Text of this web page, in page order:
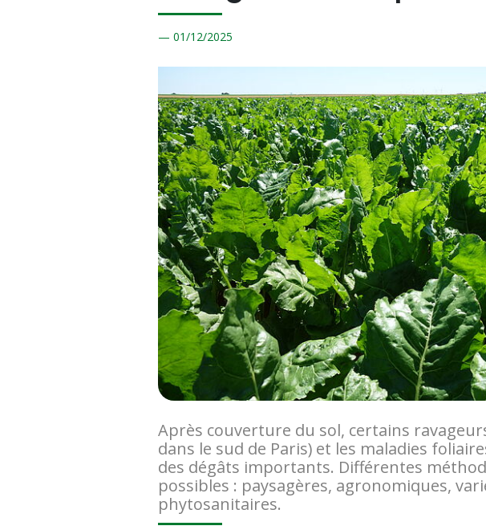
01/12/2025
Après couverture du sol, certains
dans le sud de Paris) et les maladies
des dégâts importants. Différentes
possibles : paysagères, agronomiques,
phytosanitaires.